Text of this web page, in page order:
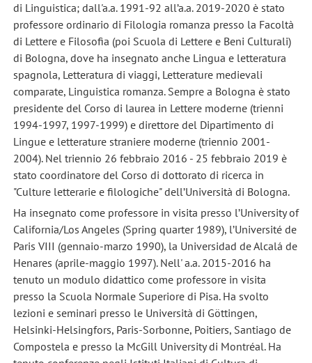
di Linguistica; dall'a.a. 1991-92 all’a.a. 2019-2020 è stato
professore ordinario di Filologia romanza presso la Facoltà
di Lettere e Filosofia (poi Scuola di Lettere e Beni Culturali)
di Bologna, dove ha insegnato anche Lingua e letteratura
spagnola, Letteratura di viaggi, Letterature medievali
comparate, Linguistica romanza. Sempre a Bologna è stato
presidente del Corso di laurea in Lettere moderne (trienni
1994-1997, 1997-1999) e direttore del Dipartimento di
Lingue e letterature straniere moderne (triennio 2001-
2004). Nel triennio 26 febbraio 2016 - 25 febbraio 2019 è
stato coordinatore del Corso di dottorato di ricerca in
"Culture letterarie e filologiche" dell’Università di Bologna.
Ha insegnato come professore in visita presso l’University of
California/Los Angeles (Spring quarter 1989), l’Université de
Paris VIII (gennaio-marzo 1990), la Universidad de Alcalá de
Henares (aprile-maggio 1997). Nell' a.a. 2015-2016 ha
tenuto un modulo didattico come professore in visita
presso la Scuola Normale Superiore di Pisa. Ha svolto
lezioni e seminari presso le Università di Göttingen,
Helsinki-Helsingfors, Paris-Sorbonne, Poitiers, Santiago de
Compostela e presso la McGill University di Montréal. Ha